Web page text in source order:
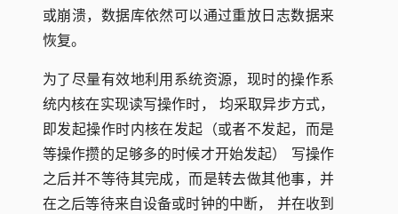
或崩溃，数据库依然可以通过重放日志数据来
恢复。
为了尽量有效地利用系统资源，现时的操作系
统内核在实现读写操作时， 均采取异步方式，
即发起操作时内核在发起（或者不发起，而是
等操作攒的足够多的时候才开始发起） 写操作
之后并不等待其完成，而是转去做其他事，并
在之后等待来自设备或时钟的中断， 并在收到